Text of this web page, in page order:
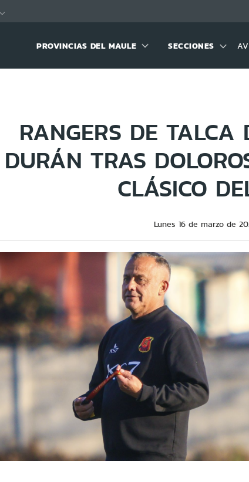
PROVINCIAS DEL MAULE SECCIONES
RANGERS DE TALCA
DURÁN TRAS
CLÁSICO
Lunes 16 de marzo de